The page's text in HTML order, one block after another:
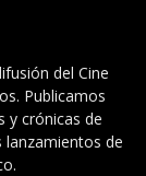
del Cine
Publicamos
y crónicas de
lanzamientos de